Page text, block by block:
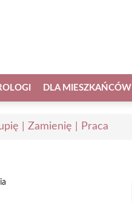
DLA MIESZKAŃCÓW
| Zamienię | Praca